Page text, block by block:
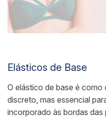
Elásticos de Base
O elástico de base é
discreto, mas essencial
incorporado às bordas das